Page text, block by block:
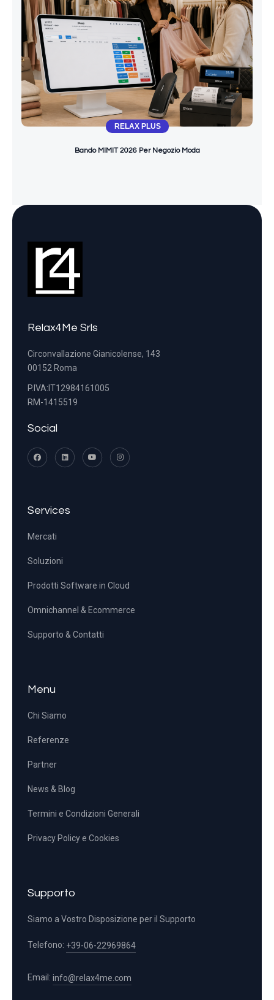
RELAX PLUS
Bando MIMIT 2026 Per Negozio Moda
Relax4Me Srls
Circonvallazione Gianicolense, 143
00152 Roma
P.IVA:IT12984161005
RM-1415519
Social
Services
Mercati
Soluzioni
Prodotti Software in Cloud
Omnichannel & Ecommerce
Supporto & Contatti
Menu
Chi Siamo
Referenze
Partner
News & Blog
Termini e Condizioni Generali
Privacy Policy e Cookies
Supporto
Siamo a Vostro Disposizione per il Supporto
Telefono: +39-06-22969864
Email: info@relax4me.com